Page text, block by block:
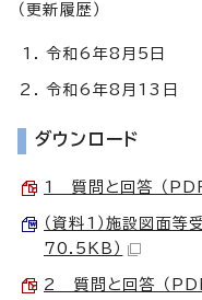
（更新履歴）
令和6年8月5日
令和6年8月13日
ダウンロード
1 質問と回答 （
（資料1）施設図面
70.5KB）
2 質問と回答 （